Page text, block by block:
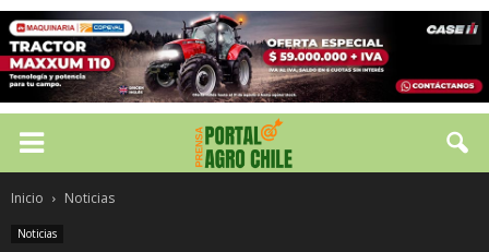
Inicio Noticias
Noticias